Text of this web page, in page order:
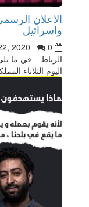
الاعلان
واسرائيل
22, 2020
0
الرباط – في ما يلي
اليوم الثلاثاء